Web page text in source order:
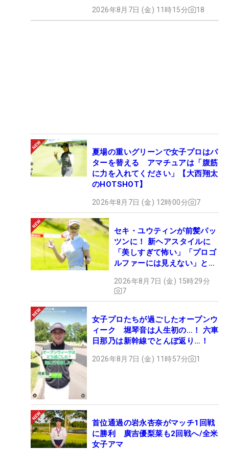
2026年8月7日 (金) 11時15分 18
夏場の重いグリーンで女子プロはパ
ターを替える アマチュアは「腹筋
に力を入れてください」【大西翔太
のHOTSHOT】
2026年8月7日 (金) 12時00分 7
セキ・ユウティンが前髪パッ
ツンに！ 新ヘアスタイルに
「美しすぎて怖い」「プロゴ
ルファーには見えない」とコ
2026年8月7日 (金) 15時29分
7
女子プロたちが過ごしたオープンウ
ィーク 堀琴音は人生初の…！ 六車
日那乃は新幹線でとんぼ返り…！
2026年8月7日 (金) 11時57分 1
首位通過の岩永杏奈がマッチ1回戦
に勝利 廣吉優梨菜も2回戦へ/全米
女子アマ